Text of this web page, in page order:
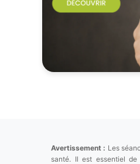
Avertissement : Les
santé. Il est essentiel